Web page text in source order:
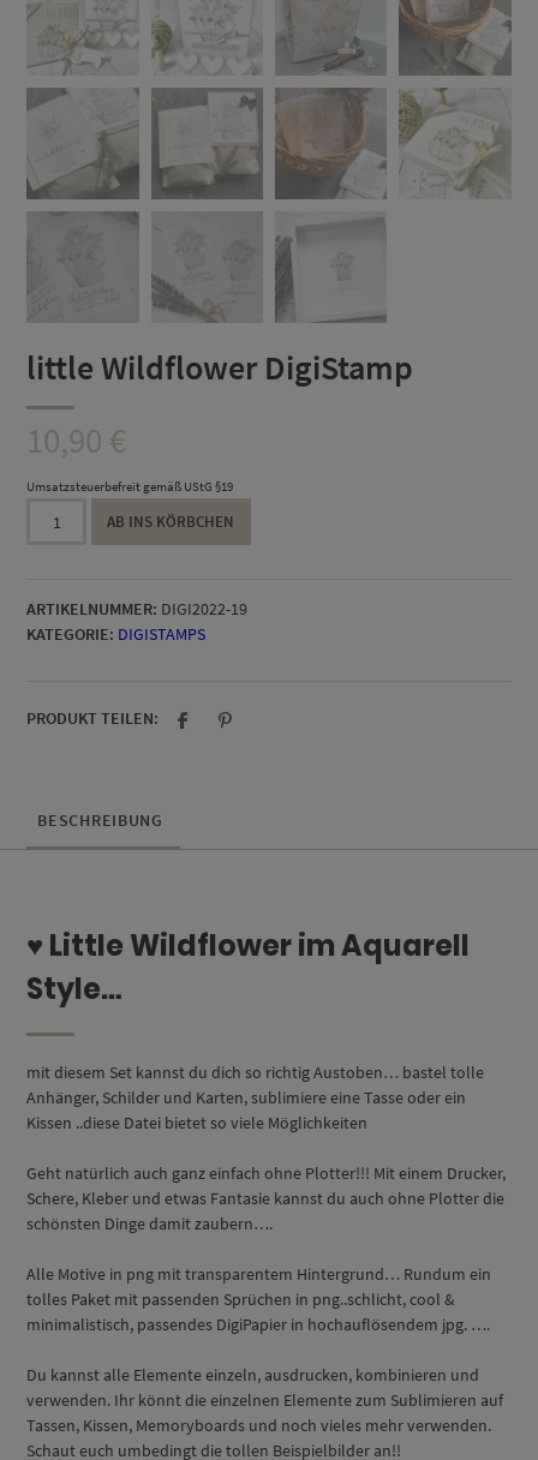
little Wildflower DigiStamp
10,90 €
Umsatzsteuerbefreit gemäß UStG §19
Wildflower
AB INS KÖRBCHEN
ARTIKELNUMMER: DIGI2022-19
KATEGORIE: DIGISTAMPS
PRODUKT TEILEN:
BESCHREIBUNG
♥ Little Wildflower im Aquarell
Style…
mit diesem Set kannst du dich so richtig Austoben… bastel tolle
Anhänger, Schilder und Karten, sublimiere eine Tasse oder ein
Kissen ..diese Datei bietet so viele Möglichkeiten
Geht natürlich auch ganz einfach ohne Plotter!!! Mit einem Drucker,
Schere, Kleber und etwas Fantasie kannst du auch ohne Plotter die
schönsten Dinge damit zaubern….
Alle Motive in png mit transparentem Hintergrund… Rundum ein
tolles Paket mit passenden Sprüchen in png..schlicht, cool &
minimalistisch, passendes DigiPapier in hochauflösendem jpg. ….
Du kannst alle Elemente einzeln, ausdrucken, kombinieren und
verwenden. Ihr könnt die einzelnen Elemente zum Sublimieren auf
Tassen, Kissen, Memoryboards und noch vieles mehr verwenden.
Schaut euch umbedingt die tollen Beispielbilder an!!